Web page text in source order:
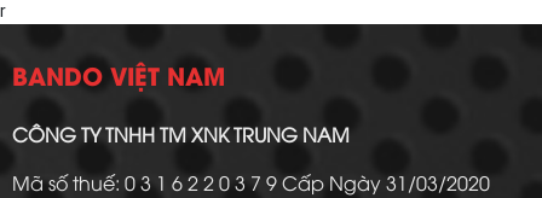
r
BANDO VIỆT NAM
CÔNG TY TNHH TM XNK TRUNG NAM
Mã số thuế: 0 3 1 6 2 2 0 3 7 9 Cấp Ngày 31/03/2020